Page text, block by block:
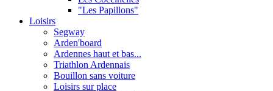
"Les Papillons"
Loisirs
Segway
Arden'board
Ardennes haut et bas...
Triathlon Ardennais
Bouillon sans voiture
Loisirs sur place